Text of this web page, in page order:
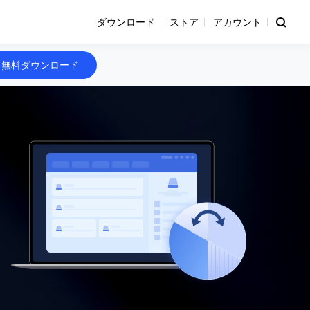
ダウンロード ストア アカウント
料ダウンロード